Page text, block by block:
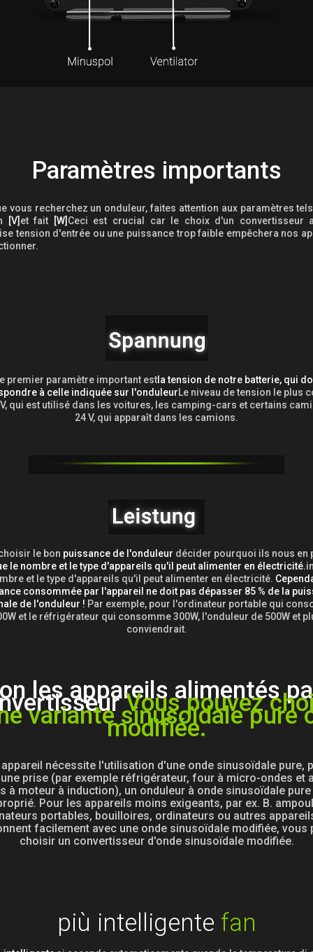
Paramètres importants
vous recherchez un onduleur, faites attention aux paramètres
[V] et fait [W] Ceci est crucial car le choix d'un convertisseur
tension d'entrée ou une puissance trop faible empêchera nos
premier paramètre important estla tension de notre batterie, qui
à celle indiquée sur l'onduleurLe niveau de tension le plus
qui est utilisé dans les voitures, les camping-cars et certains
24 V, qui apparaît dans les camions.
le bon puissance de l'onduleur décider pourquoi ils nous en
le nombre et le type d'appareils qu'il peut alimenter en électricité.
et le type d'appareils qu'il peut alimenter en électricité.
consommée par l'appareil ne doit pas dépasser 85 % de la
de l'onduleur ! Par exemple, pour l'ordinateur portable qui
et le réfrigérateur qui consomme 300W, l'onduleur de 500W et
conviendrait.
les appareils alimentés
Vous pouvez
variante sinusoïdale pure
modifiée.
nécessite l'utilisation d'une onde sinusoïdale pure,
prise (par exemple réfrigérateur, four à micro-ondes et
à moteur à induction), un onduleur à onde sinusoïdale
Pour les appareils moins exigeants, par ex. B.
portables, bouilloires, ordinateurs ou autres
facilement avec une onde sinusoïdale modifiée, vous
choisir un convertisseur d'onde sinusoïdale modifiée.
più intelligente fan